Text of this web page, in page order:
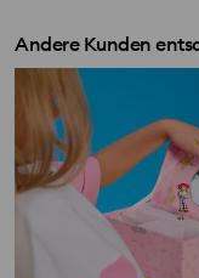
Andere Kunden